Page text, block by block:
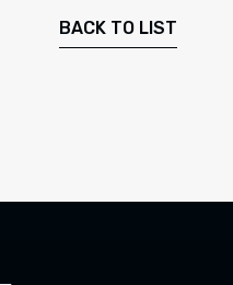
BACK TO LIST